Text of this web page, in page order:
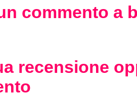
commento a
recensione